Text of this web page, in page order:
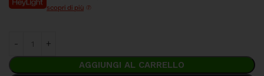
scopri di più
AGGIUNGI AL CARRELLO